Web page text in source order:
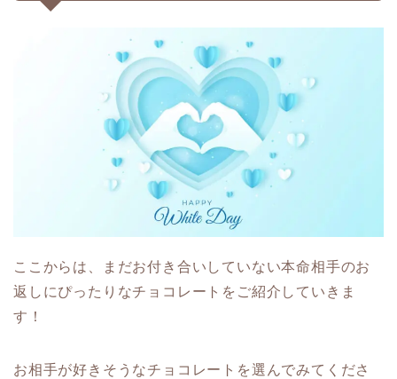
ここからは、まだお付き合いしていない本命相手のお
返しにぴったりなチョコレートをご紹介していきま
す！
お相手が好きそうなチョコレートを選んでみてくださ